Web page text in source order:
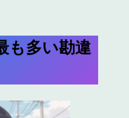
も多い勘違